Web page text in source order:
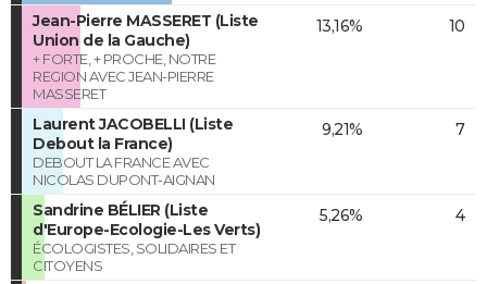
Jean-Pierre MASSERET (Liste
Union de la Gauche)
+ FORTE, + PROCHE, NOTRE
REGION AVEC JEAN-PIERRE
MASSERET
13,16% 10
Laurent JACOBELLI (Liste
Debout la France)
DEBOUT LA FRANCE AVEC
NICOLAS DUPONT-AIGNAN
9,21% 7
Sandrine BÉLIER (Liste
d'Europe-Ecologie-Les Verts)
ÉCOLOGISTES, SOLIDAIRES ET
CITOYENS
5,26% 4